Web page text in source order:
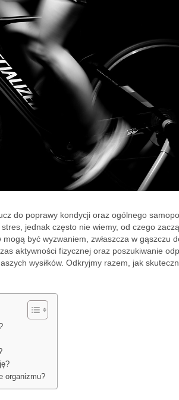
do poprawy kondycji oraz ogólnego
jednak często nie wiemy, od czego
być wyzwaniem, zwłaszcza w gąszczu
aktywności fizycznej oraz poszukiwanie
wysiłków. Odkryjmy razem, jak
organizmu?